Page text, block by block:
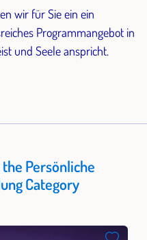
wir für Sie ein ein
Programmangebot in
und Seele anspricht.
Persönliche
Category